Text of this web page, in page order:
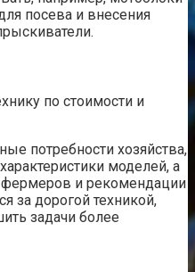
посева и внесения
по стоимости и
потребности хозяйства,
моделей, а
и рекомендации
за дорогой техникой,
задачи более